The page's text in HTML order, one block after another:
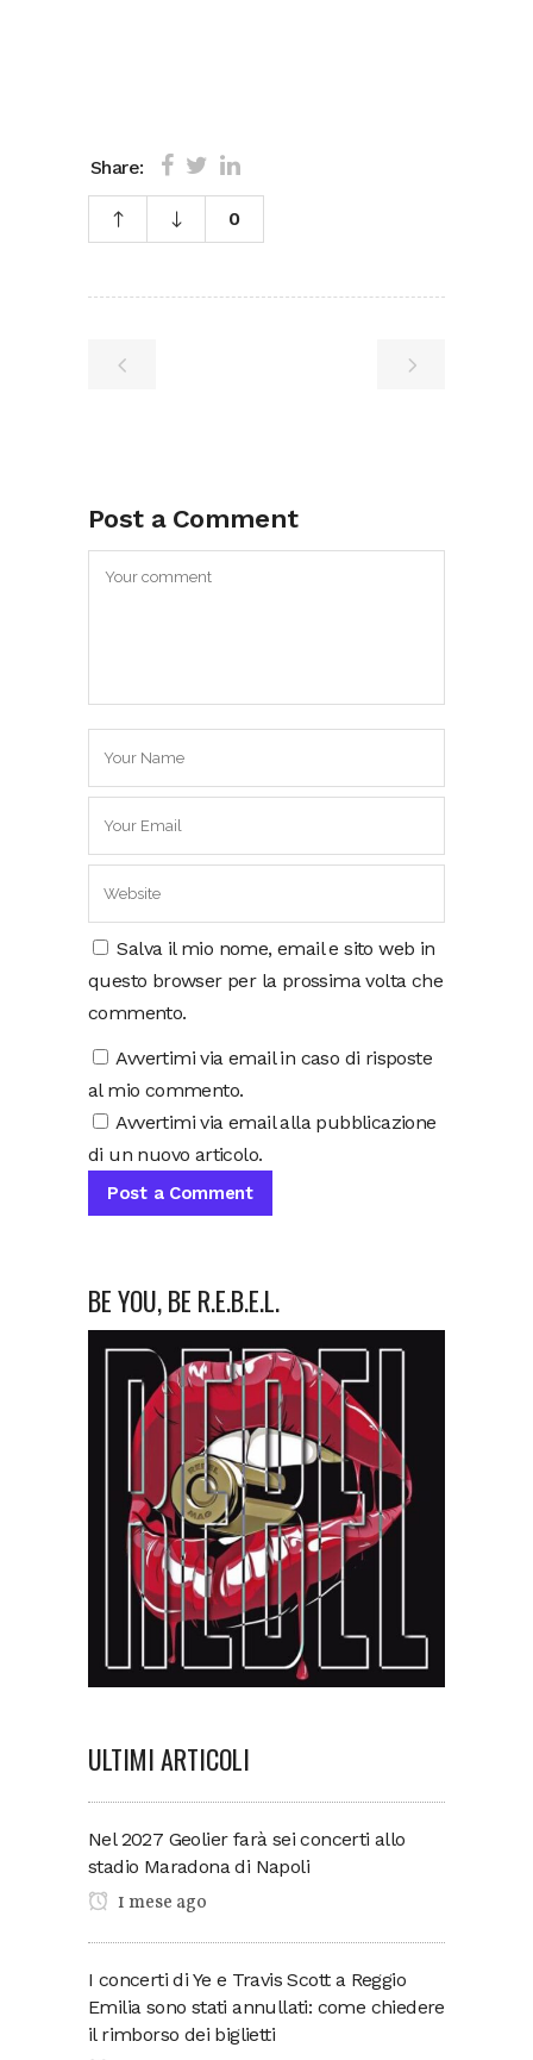
Share:
0
Post a Comment
Salva il mio nome, email e sito web in
questo browser per la prossima volta che
commento.
Avvertimi via email in caso di risposte
al mio commento.
Avvertimi via email alla pubblicazione
di un nuovo articolo.
BE YOU, BE R.E.B.E.L.
ULTIMI ARTICOLI
Nel 2027 Geolier farà sei concerti allo
stadio Maradona di Napoli
1 mese ago
I concerti di Ye e Travis Scott a Reggio
Emilia sono stati annullati: come chiedere
il rimborso dei biglietti